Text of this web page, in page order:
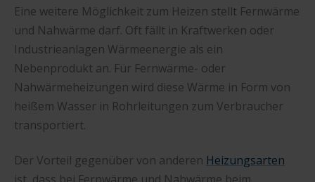
Eine weitere Möglichkeit zum Heizen stellt Fernwärme
und Nahwärme darf. Oft fällt in Kraftwerken oder
Industrieanlagen Wärmeenergie als ein
Nebenprodukt an. Für Fernwärme- oder
Nahwärmeheizungen wird diese Wärme in Form von
heißem Wasser in Rohrleitungen zum Verbraucher
transportiert.
Der Vorteil gegenüber von anderen Heizungsarten